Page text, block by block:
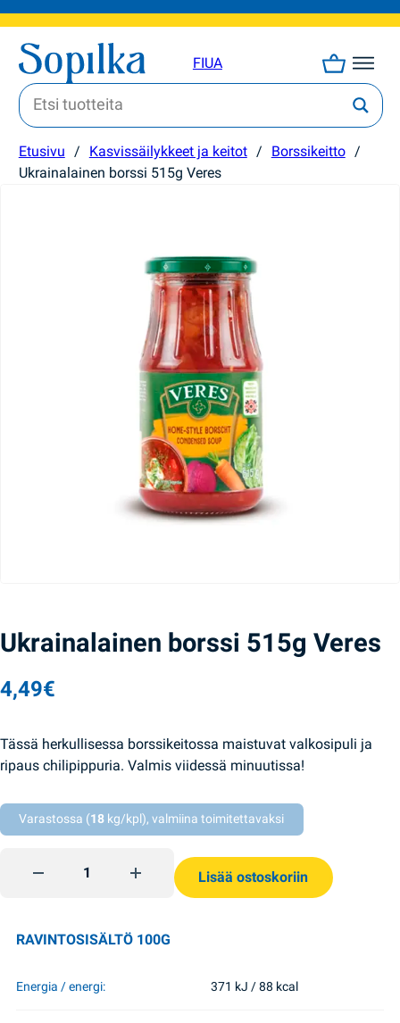
FIUA
Etusivu / Kasvissäilykkeet ja keitot / Borssikeitto /
Ukrainalainen borssi 515g Veres
Ukrainalainen borssi 515g Veres
4,49€
Tässä herkullisessa borssikeitossa maistuvat valkosipuli ja
ripaus chilipippuria. Valmis viidessä minuutissa!
Varastossa (18 kg/kpl), valmiina toimitettavaksi
Ukrainalainen borssi 515g Veres quantity
Lisää ostoskoriin
RAVINTOSISÄLTÖ 100G
Energia / energi: 371 kJ / 88 kcal